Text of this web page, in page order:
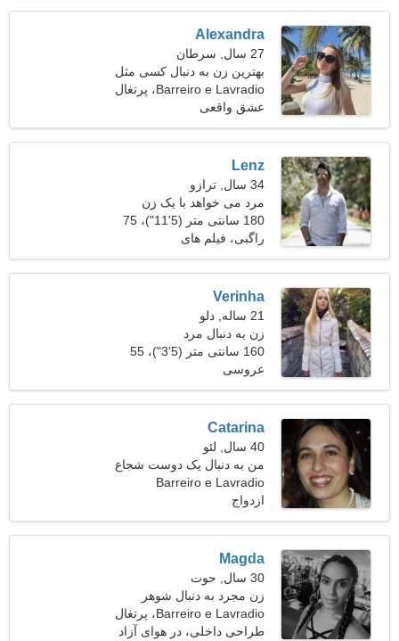
Alexandra
27 سال, سرطان
بهترین زن به دنبال کسی مثل
شماست
Barreiro e Lavradio، پرتغال
عشق واقعی
Lenz
34 سال, ترازو
مرد می خواهد با یک زن
ملاقات کند 26-31
180 سانتی متر (5'11")، 75
کیلوگرم (165 پوند)
راگبی، فیلم های
Verinha
21 ساله, دلو
زن به دنبال مرد
160 سانتی متر (5'3")، 55
کیلوگرم (121 پوند)
عروسی
Catarina
40 سال, لئو
من به دنبال یک دوست شجاع
هستم که با هم برقصیم
Barreiro e Lavradio
ازدواج
Magda
30 سال, حوت
زن مجرد به دنبال شوهر
Barreiro e Lavradio، پرتغال
طراحی داخلی، در هوای آزاد